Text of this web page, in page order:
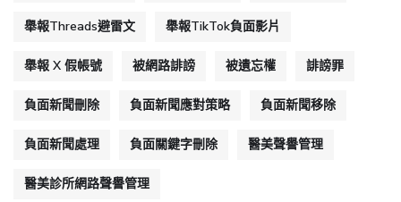
舉報Threads避雷文 舉報TikTok負面影片
舉報 X 假帳號 被網路誹謗 被遺忘權 誹謗罪
負面新聞刪除 負面新聞應對策略 負面新聞移除
負面新聞處理 負面關鍵字刪除 醫美聲譽管理
醫美診所網路聲譽管理